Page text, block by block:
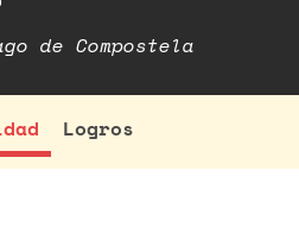
de Compostela
Logros